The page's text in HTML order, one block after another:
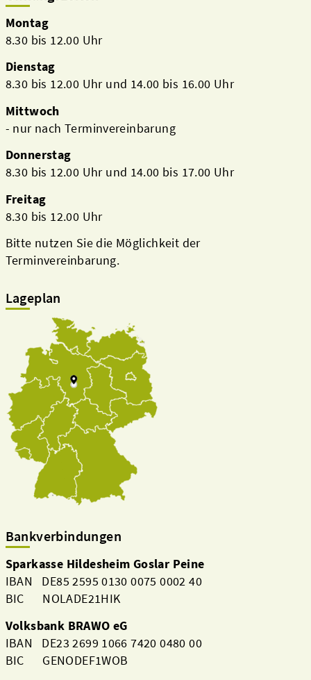
Montag
8.30 bis 12.00 Uhr
Dienstag
8.30 bis 12.00 Uhr und 14.00 bis 16.00 Uhr
Mittwoch
- nur nach Terminvereinbarung
Donnerstag
8.30 bis 12.00 Uhr und 14.00 bis 17.00 Uhr
Freitag
8.30 bis 12.00 Uhr
Bitte nutzen Sie die Möglichkeit der
Terminvereinbarung.
Lageplan
Bankverbindungen
Sparkasse Hildesheim Goslar Peine
IBAN DE85 2595 0130 0075 0002 40
BIC NOLADE21HIK
Volksbank BRAWO eG
IBAN DE23 2699 1066 7420 0480 00
BIC GENODEF1WOB